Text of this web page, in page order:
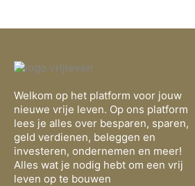
Welkom op het platform voor jouw
nieuwe vrije leven. Op ons platform
lees je alles over besparen, sparen,
geld verdienen, beleggen en
investeren, ondernemen en meer!
Alles wat je nodig hebt om een vrij
leven op te bouwen